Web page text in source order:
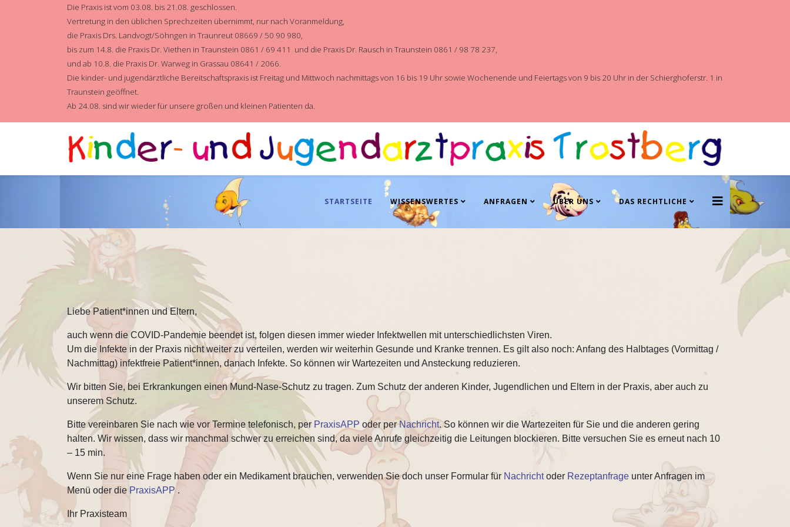
Die Praxis ist vom 03.08. bis 21.08. geschlossen.
Vertretung in den üblichen Sprechzeiten übernimmt, nur nach Voranmeldung,
die Praxis Drs. Landvogt/Söhngen in Traunreut 08669 / 50 90 980,
bis zum 14.8. die Praxis Dr. Viethen in Traunstein 0861 / 69 411 und die Praxis Dr. Rausch in Traunstein 0861 / 98 78 237,
und ab 10.8. die Praxis Dr. Warweg in Grassau 08641 / 2066.
Die kinder- und jugendärztliche Bereitschaftspraxis ist Freitag und Mittwoch nachmittags von 16 bis 19 Uhr sowie Wochenende und Feiertags von 9 bis 20 Uhr in der Schierghoferstr. 1 in
Traunstein geöffnet.
Ab 24.08. sind wir wieder für unsere großen und kleinen Patienten da.
STARTSEITE WISSENSWERTES ANFRAGEN ÜBER UNS DAS RECHTLICHE
Liebe Patient*innen und Eltern,
auch wenn die COVID-Pandemie beendet ist, folgen diesen immer wieder Infektwellen mit unterschiedlichsten Viren.
Um die Infekte in der Praxis nicht weiter zu verteilen, werden wir weiterhin Gesunde und Kranke trennen. Es gilt also noch: Anfang des Halbtages (Vormittag /
Nachmittag) infektfreie Patient*innen, danach Infekte. So können wir Wartezeiten und Ansteckung reduzieren.
Wir bitten Sie, bei Erkrankungen einen Mund-Nase-Schutz zu tragen. Zum Schutz der anderen Kinder, Jugendlichen und Eltern in der Praxis, aber auch zu
unserem Schutz.
Bitte vereinbaren Sie nach wie vor Termine telefonisch, per PraxisAPP oder perNachricht. So können wir die Wartezeiten für Sie und die anderen gering
halten. Wir wissen, dass wir manchmal schwer zu erreichen sind, da viele Anrufe gleichzeitig die Leitungen blockieren. Bitte versuchen Sie es erneut nach 10
– 15 min.
Wenn Sie nur eine Frage haben oder ein Medikament brauchen, verwenden Sie doch unser Formular für Nachrichtoder Rezeptanfrage unter Anfragen im
Menü oder diePraxisAPP.
Ihr Praxisteam